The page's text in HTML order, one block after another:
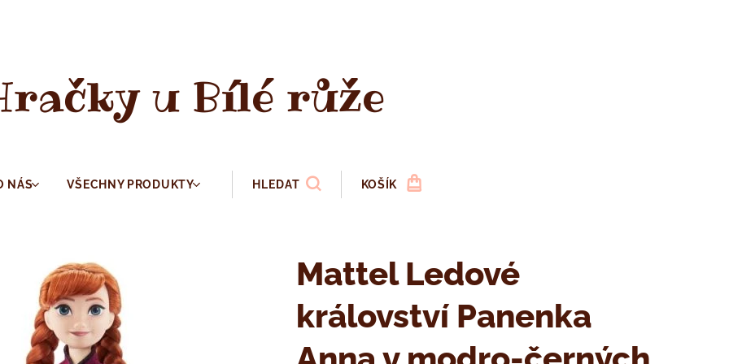
u Bílé růže
NÁS VŠECHNY PRODUKTY HLEDAT KOŠÍK
Mattel Ledové
království Panenka